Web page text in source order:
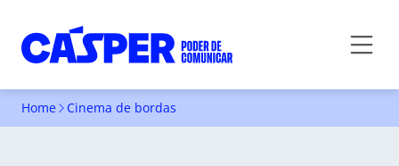
Home Cinema de bordas